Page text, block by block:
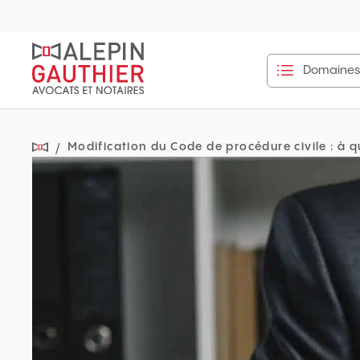
Modification du Code de procédure civile : à